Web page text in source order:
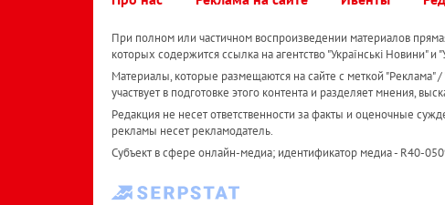
При полном или частичном воспроизведении материалов
которых содержится ссылка на агентство "Українськi Новини"
Материалы, которые размещаются на сайте с меткой
участвует в подготовке этого контента и разделяет мнения,
Редакция не несет ответственности за факты и оценочные
рекламы несет рекламодатель.
Субъект в сфере онлайн-медиа; идентификатор медиа - R40-